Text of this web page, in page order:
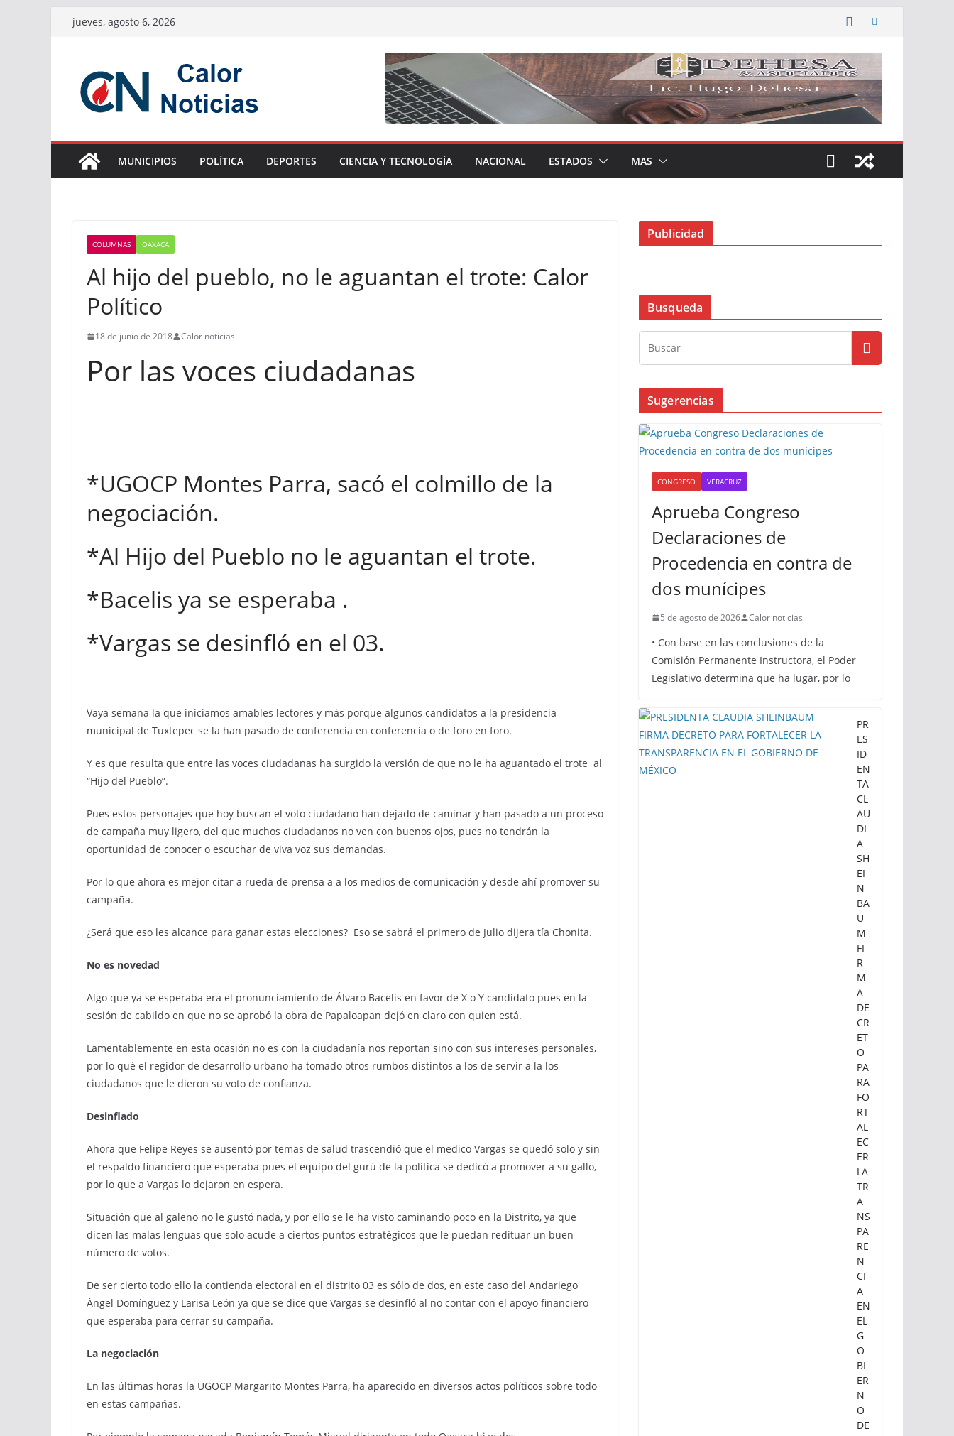
Saltarjueves, agosto 6, 2026
MUNICIPIOS POLÍTICA DEPORTES CIENCIA Y TECNOLOGÍA NACIONAL ESTADOS MAS
COLUMNAS OAXACA
Al hijo del pueblo, no le aguantan el trote: Calor
Político
18 de junio de 2018 Calor noticias
Por las voces ciudadanas
*UGOCP Montes Parra, sacó el colmillo de la
negociación.
*Al Hijo del Pueblo no le aguantan el trote.
*Bacelis ya se esperaba .
*Vargas se desinfló en el 03.
Vaya semana la que iniciamos amables lectores y más porque algunos candidatos a la presidencia
municipal de Tuxtepec se la han pasado de conferencia en conferencia o de foro en foro.
Y es que resulta que entre las voces ciudadanas ha surgido la versión de que no le ha aguantado el trote al
“Hijo del Pueblo”.
Pues estos personajes que hoy buscan el voto ciudadano han dejado de caminar y han pasado a un proceso
de campaña muy ligero, del que muchos ciudadanos no ven con buenos ojos, pues no tendrán la
oportunidad de conocer o escuchar de viva voz sus demandas.
Por lo que ahora es mejor citar a rueda de prensa a a los medios de comunicación y desde ahí promover su
campaña.
¿Será que eso les alcance para ganar estas elecciones? Eso se sabrá el primero de Julio dijera tía Chonita.
No es novedad
Algo que ya se esperaba era el pronunciamiento de Álvaro Bacelis en favor de X o Y candidato pues en la
sesión de cabildo en que no se aprobó la obra de Papaloapan dejó en claro con quien está.
Lamentablemente en esta ocasión no es con la ciudadanía nos reportan sino con sus intereses personales,
por lo qué el regidor de desarrollo urbano ha tomado otros rumbos distintos a los de servir a la los
ciudadanos que le dieron su voto de confianza.
Desinflado
Ahora que Felipe Reyes se ausentó por temas de salud trascendió que el medico Vargas se quedó solo y sin
el respaldo financiero que esperaba pues el equipo del gurú de la política se dedicó a promover a su gallo,
por lo que a Vargas lo dejaron en espera.
Situación que al galeno no le gustó nada, y por ello se le ha visto caminando poco en la Distrito, ya que
dicen las malas lenguas que solo acude a ciertos puntos estratégicos que le puedan redituar un buen
número de votos.
De ser cierto todo ello la contienda electoral en el distrito 03 es sólo de dos, en este caso del Andariego
Ángel Domínguez y Larisa León ya que se dice que Vargas se desinfló al no contar con el apoyo financiero
que esperaba para cerrar su campaña.
La negociación
En las últimas horas la UGOCP Margarito Montes Parra, ha aparecido en diversos actos políticos sobre todo
en estas campañas.
Publicidad
Busqueda
Sugerencias
CONGRESO VERACRUZ
Aprueba Congreso
Declaraciones de
Procedencia en contra de
dos munícipes
• Con base en las conclusiones de la
Comisión Permanente Instructora, el Poder
Legislativo determina que ha lugar, por lo
PR
ES
ID
EN
TA
CL
AU
DI
A
SH
EI
N
BA
U
M
FI
R
M
A
DE
CR
ET
O
PA
RA
FO
RT
AL
EC
ER
LA
TR
A
NS
PA
RE
N
CI
A
EN
EL
G